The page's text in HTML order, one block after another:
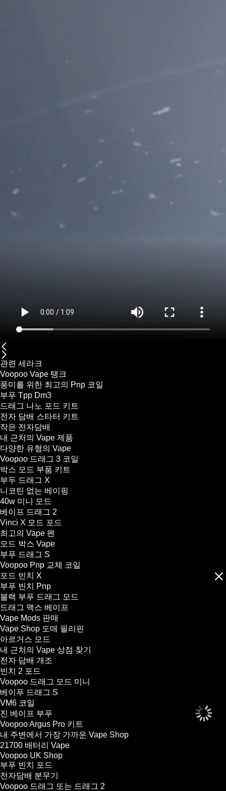
관련 세라크
Voopoo Vape 탱크
풍미를 위한 최고의 Pnp 코일
부푸 Tpp Dm3
드래그 나노 포드 키트
전자 담배 스타터 키트
작은 전자담배
내 근처의 Vape 제품
다양한 유형의 Vape
Voopoo 드래그 3 코일
박스 모드 부품 키트
부두 드래그 X
니코틴 없는 베이핑
40w 미니 모드
베이프 드래그 2
Vinci X 모드 포드
최고의 Vape 펜
모드 박스 Vape
부푸 드래그 S
Voopoo Pnp 교체 코일
포드 빈치 X
부푸 빈치 Pnp
블랙 부푸 드래그 모드
드래그 맥스 베이프
Vape Mods 판매
Vape Shop 도매 필리핀
아르거스 모드
내 근처의 Vape 상점 찾기
전자 담배 개조
빈치 2 포드
Voopoo 드래그 모드 미니
베이푸 드래그 S
VM6 코일
진 베이프 부푸
Voopoo Argus Pro 키트
내 주변에서 가장 가까운 Vape Shop
21700 배터리 Vape
Voopoo UK Shop
부푸 빈치 포드
전자담배 분무기
Voopoo 드래그 또는 드래그 2